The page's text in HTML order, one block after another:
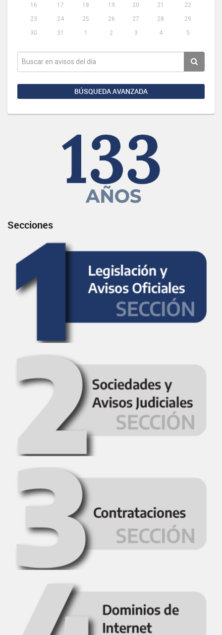
16
17 18 19 20 21
22
23
24 25 26 27 28
29
30
31 1 2 3 4 5
BÚSQUEDA AVANZADA
Secciones